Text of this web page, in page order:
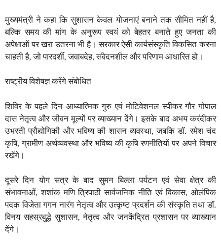
मुख्यमंत्री ने कहा कि सुशासन केवल योजनाएं बनाने तक सीमित नहीं है,
बल्कि समय की मांग के अनुरूप स्वयं को बेहतर बनाते हुए जनता की
अपेक्षाओं पर खरा उतरना भी है। सरकार ऐसी कार्यसंस्कृति विकसित करना
चाहती है, जो पारदर्शी, जवाबदेह, संवेदनशील और परिणाम आधारित हो।
राष्ट्रीय विशेषज्ञ करेंगे संबोधित
शिविर के पहले दिन आध्यात्मिक गुरु एवं मोटिवेशनल स्पीकर गौर गोपाल
दास नेतृत्व और जीवन मूल्यों पर व्याख्यान देंगे। इसके बाद अभय करंदीकर
उभरती प्रौद्योगिकी और भविष्य की शासन व्यवस्था, जबकि डॉ. रमेश चंद
कृषि, ग्रामीण अर्थव्यवस्था और भविष्य की कृषि रणनीतियों पर अपने विचार
रखेंगे।
दूसरे दिन योग सत्र के बाद सुमन बिल्ला पर्यटन एवं सेवा क्षेत्र की
संभावनाओं, शशांक मणि त्रिपाठी सार्वजनिक नीति एवं विकास, ओलंपिक
पदक विजेता गगन नारंग नेतृत्व और उत्कृष्ट प्रदर्शन की संस्कृति तथा डॉ.
विनय सहस्रबुद्धे सुशासन, नेतृत्व और जनकेंद्रित प्रशासन पर व्याख्यान
देंगे।